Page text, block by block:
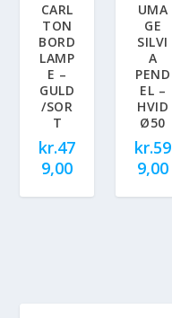
CARL
TON
BORD
LAMP
E –
GULD
/SOR
T
kr.47
9,00
UMA
GE
SILVI
A
PEND
EL –
HVID
Ø50
kr.59
9,00